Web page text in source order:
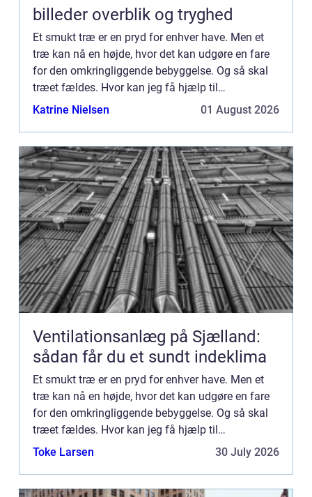
billeder overblik og tryghed
Et smukt træ er en pryd for enhver have. Men et
træ kan nå en højde, hvor det kan udgøre en fare
for den omkringliggende bebyggelse. Og så skal
træet fældes. Hvor kan jeg få hjælp til
træfældning i Østjylland? Hvis du står med et
Katrine Nielsen 01 August 2026
Ventilationsanlæg på Sjælland:
sådan får du et sundt indeklima
Et smukt træ er en pryd for enhver have. Men et
træ kan nå en højde, hvor det kan udgøre en fare
for den omkringliggende bebyggelse. Og så skal
træet fældes. Hvor kan jeg få hjælp til
træfældning i Østjylland? Hvis du står med et
Toke Larsen 30 July 2026